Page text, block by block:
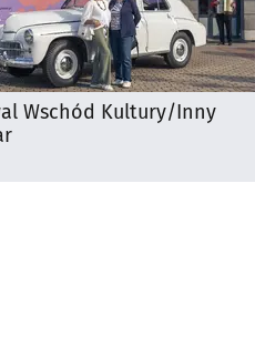
Wschód Kultury/Inny